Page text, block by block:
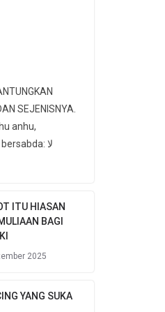
SEJENISNYA.
anhu,
ITU HIASAN
BAGI
2025
YANG SUKA